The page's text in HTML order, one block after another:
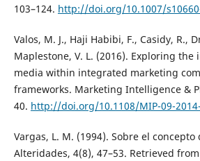
103–124. http://doi.org/10.1007/
Valos, M. J., Haji Habibi, F., Casidy, R.,
Maplestone, V. L. (2016). Exploring
media within integrated marketing
frameworks. Marketing Intelligence &
40. http://doi.org/10.1108/MIP-09-
Vargas, L. M. (1994). Sobre el
Alteridades, 4(8), 47–53. Retrieved from